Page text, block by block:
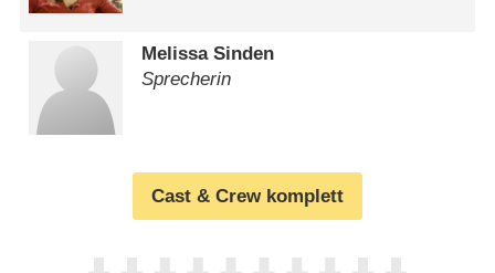
Melissa Sinden
Sprecherin
Cast & Crew komplett